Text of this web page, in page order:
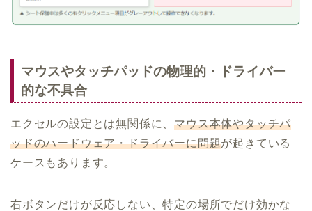
マウスやタッチパッドの物理的・ドライバー
的な不具合
エクセルの設定とは無関係に、マウス本体やタッチパ
ッドのハードウェア・ドライバーに問題が起きている
ケースもあります。
右ボタンだけが反応しない、特定の場所でだけ効かな